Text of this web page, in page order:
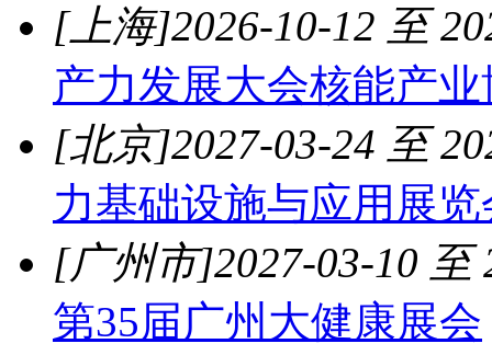
[上海]2026-10-12 至
产力发展大会核能产
[北京]2027-03-24 至
力基础设施与应用展览
[广州市]2027-03-10 至
第35届广州大健康展会